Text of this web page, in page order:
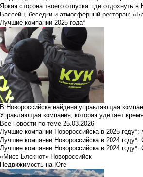
Яркая сторона твоего отпуска: где отдохнуть в
Бассейн, беседки и атмосферный ресторан:
Лучшие компании 2025 года*
В Новороссийске найдена управляющая
Управляющая компания, которая уделяет
Все новости по теме 25.03.2026
Лучшие компании Новороссийска в 2025 году*:
Лучшие компании Новороссийска в 2024 году*:
Лучшие компании Новороссийска в 2024
«Мисс Блокнот» Новороссийск
Недвижимость на Юге